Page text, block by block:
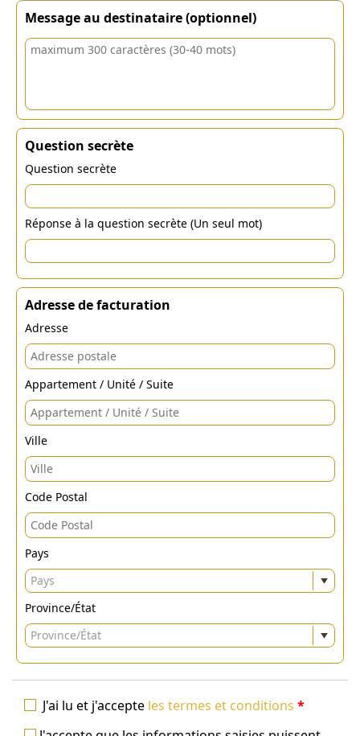
Message au destinataire (optionnel)
Question secrète
Question secrète
Réponse à la question secrète (Un seul mot)
Adresse de facturation
Adresse
Appartement / Unité / Suite
Ville
Code Postal
Pays
Pays
Province/État
Province/État
J'ai lu et j'accepte les termes et conditions *